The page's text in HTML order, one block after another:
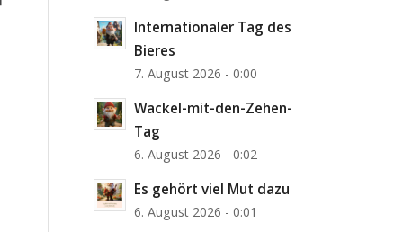
Internationaler Tag des
Bieres
7. August 2026 - 0:00
Wackel-mit-den-Zehen-
Tag
6. August 2026 - 0:02
Es gehört viel Mut dazu
6. August 2026 - 0:01